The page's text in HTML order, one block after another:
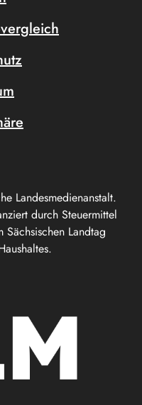
Landesmedienanstalt.
durch Steuermittel
Landtag